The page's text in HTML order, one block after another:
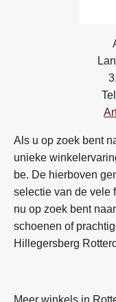
Als u op zoek bent
unieke
be. De hierboven
selectie van de vele
nu op zoek bent
schoenen of
Hillegersberg
Meer winkels in